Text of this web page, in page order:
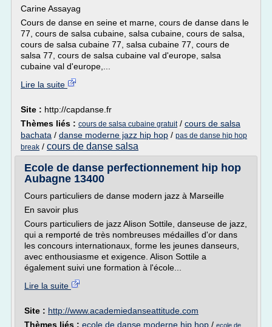
Carine Assayag
Cours de danse en seine et marne, cours de danse dans le
77, cours de salsa cubaine, salsa cubaine, cours de salsa,
cours de salsa cubaine 77, salsa cubaine 77, cours de
salsa 77, cours de salsa cubaine val d'europe, salsa
cubaine val d'europe,...
Lire la suite
Site : http://capdanse.fr
Thèmes liés : cours de salsa cubaine gratuit/ cours de salsa
bachata / danse moderne jazz hip hop / pas de danse hip hop
break / cours de danse salsa
Ecole de danse perfectionnement hip hop
Aubagne 13400
Cours particuliers de danse modern jazz à Marseille
En savoir plus
Cours particuliers de jazz Alison Sottile, danseuse de jazz,
qui a remporté de très nombreuses médailles d'or dans
les concours internationaux, forme les jeunes danseurs,
avec enthousiasme et exigence. Alison Sottile a
également suivi une formation à l'école...
Lire la suite
Site : http://www.academiedanseattitude.com
Thèmes liés : ecole de danse moderne hip hop / ecole de